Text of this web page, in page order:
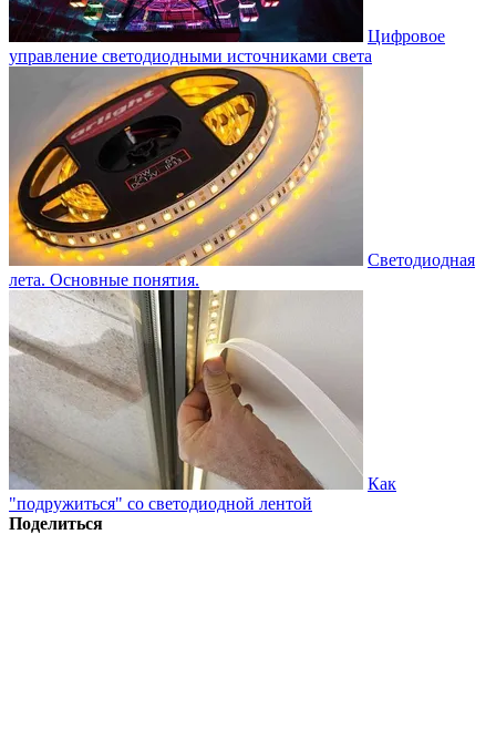
Цифровое
управление светодиодными источниками света
Светодиодная
лета. Основные понятия.
Как
"подружиться" со светодиодной лентой
Поделиться